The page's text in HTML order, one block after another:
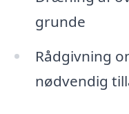
grunde
Rådgivning
nødvendig